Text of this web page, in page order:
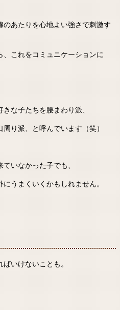
あたりを心地よい強さで刺激す
これをコミュニケーションに
な子たちを腰まわり派、
り派、と呼んでいます（笑）
いなかった子でも、
うまくいくかもしれません。
いけないことも。